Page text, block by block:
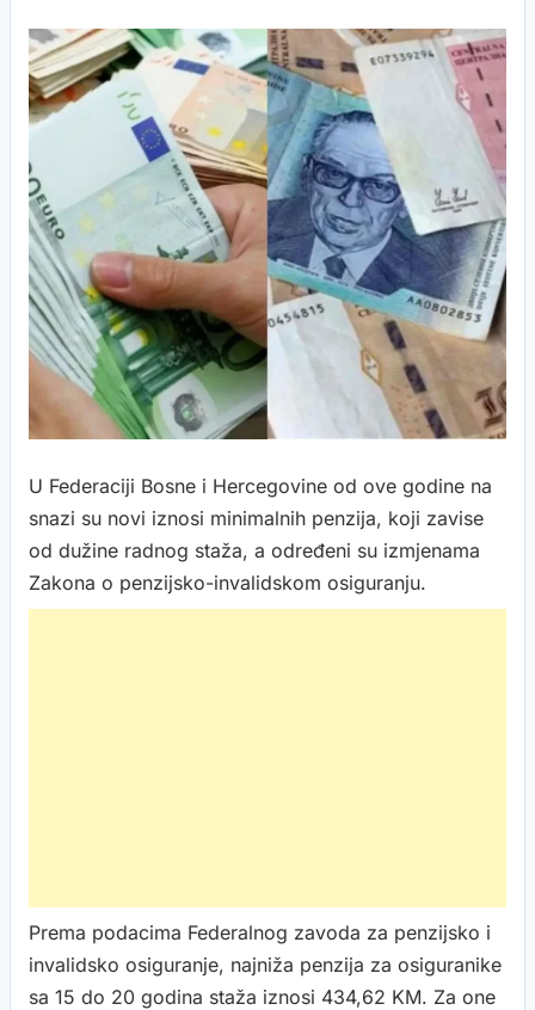
U Federaciji Bosne i Hercegovine od ove godine na
snazi su novi iznosi minimalnih penzija, koji zavise
od dužine radnog staža, a određeni su izmjenama
Zakona o penzijsko-invalidskom osiguranju.
Prema podacima Federalnog zavoda za penzijsko i
invalidsko osiguranje, najniža penzija za osiguranike
sa 15 do 20 godina staža iznosi 434,62 KM. Za one